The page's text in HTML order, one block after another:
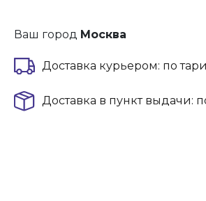
Ваш город Москва
Доставка курьером: по
Доставка в пункт выдачи: